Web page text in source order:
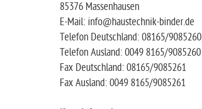
85376 Massenhausen
E-Mail: info@haustechnik-binder.de
Telefon Deutschland: 08165/9085260
Telefon Ausland: 0049 8165/9085260
Fax Deutschland: 08165/9085261
Fax Ausland: 0049 8165/9085261